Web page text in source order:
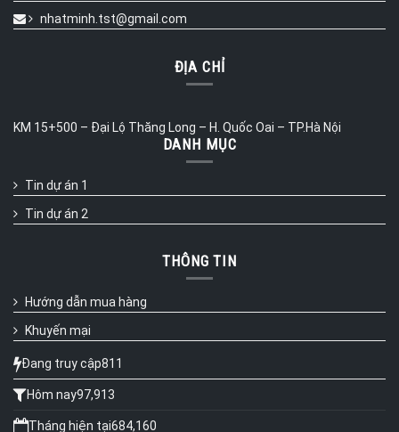
nhatminh.tst@gmail.com
ĐỊA CHỈ
KM 15+500 – Đại Lộ Thăng Long – H. Quốc Oai – TP.Hà Nội
DANH MỤC
Tin dự án 1
Tin dự án 2
THÔNG TIN
Hướng dẫn mua hàng
Khuyến mại
Đang truy cập811
Hôm nay97,913
Tháng hiện tại684,160